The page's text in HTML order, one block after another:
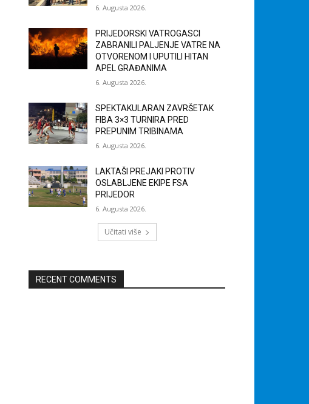
6. Augusta 2026.
PRIJEDORSKI VATROGASCI
ZABRANILI PALJENJE VATRE NA
OTVORENOM I UPUTILI HITAN
APEL GRAĐANIMA
6. Augusta 2026.
SPEKTAKULARAN ZAVRŠETAK
FIBA 3×3 TURNIRA PRED
PREPUNIM TRIBINAMA
6. Augusta 2026.
LAKTAŠI PREJAKI PROTIV
OSLABLJENE EKIPE FSA
PRIJEDOR
6. Augusta 2026.
Učitati više
RECENT COMMENTS